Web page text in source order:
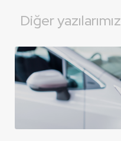
Diğer